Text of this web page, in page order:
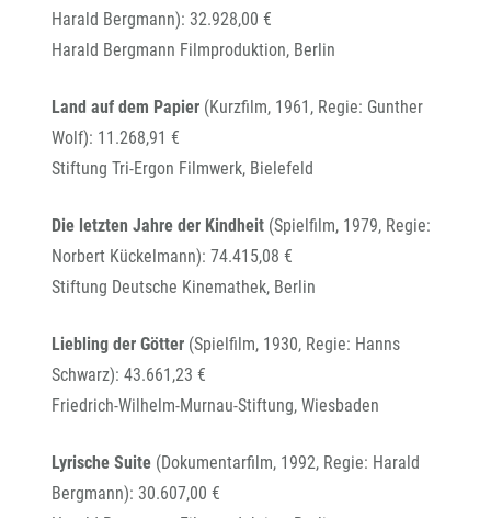
Harald Bergmann): 32.928,00 €
Harald Bergmann Filmproduktion, Berlin
Land auf dem Papier (Kurzfilm, 1961, Regie: Gunther
Wolf): 11.268,91 €
Stiftung Tri-Ergon Filmwerk, Bielefeld
Die letzten Jahre der Kindheit (Spielfilm, 1979, Regie:
Norbert Kückelmann): 74.415,08 €
Stiftung Deutsche Kinemathek, Berlin
Liebling der Götter (Spielfilm, 1930, Regie: Hanns
Schwarz): 43.661,23 €
Friedrich-Wilhelm-Murnau-Stiftung, Wiesbaden
Lyrische Suite (Dokumentarfilm, 1992, Regie: Harald
Bergmann): 30.607,00 €